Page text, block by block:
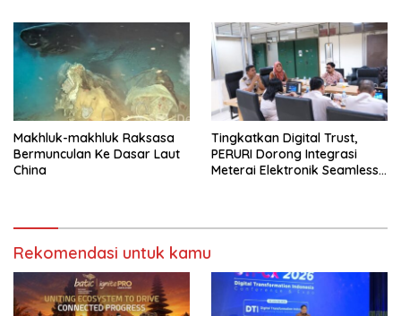
Makhluk-makhluk Raksasa
Bermunculan Ke Dasar Laut
China
Tingkatkan Digital Trust,
PERURI Dorong Integrasi
Meterai Elektronik Seamless
Rekomendasi untuk kamu